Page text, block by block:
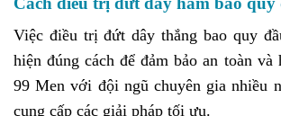
Việc điều trị đứt dây thắng bao quy
hiện đúng cách để đảm bảo an toàn và
99 Men với đội ngũ chuyên gia nhiều
cung cấp các giải pháp tối ưu.